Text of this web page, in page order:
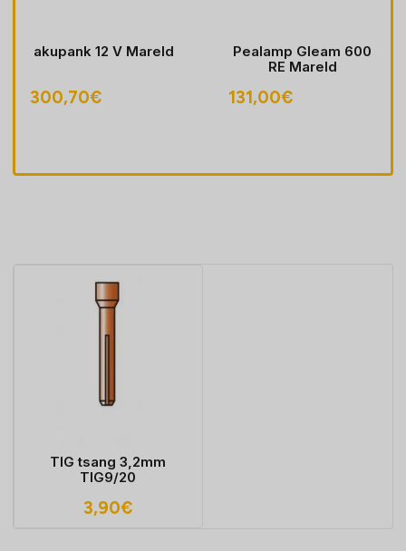
akupank 12 V Mareld
300,70€
Pealamp Gleam 600
RE Mareld
131,00€
TIG tsang 3,2mm
TIG9/20
3,90€